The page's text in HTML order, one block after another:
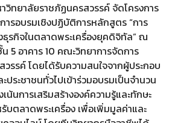
วิทยาลัยราชภัฏนครสวรรค์ จัดโครงการ
ารอบรมเชิงปฏิบัติการหลักสูตร “การ
ธุรกิจในตลาดพระเครื่องยุคดิจิทัล” ณ
5 อาคาร 10 คณะวิทยาการจัดการ
รรค์ โดยได้รับความสนใจจากผู้ประกอบ
ประชาชนทั่วไปเข้าร่วมอบรมเป็นจำนวน
น้นการเสริมสร้างองค์ความรู้และทักษะ
ตลาดพระเครื่อง เพื่อเพิ่มมูลค่าและ